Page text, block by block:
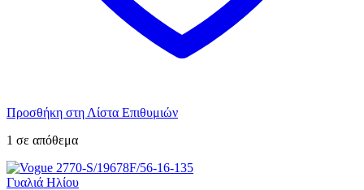
Προσθήκη στη Λίστα Επιθυμιών
1 σε απόθεμα
Γυαλιά Ηλίου